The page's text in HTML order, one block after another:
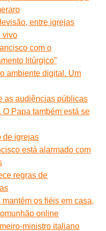
entre igrejas
vivo
com o
litúrgico”
ambiente digital. Um
as audiências públicas
Papa também está se
de igrejas
está alarmado com
regras de
os fiéis em casa,
online
ministro italiano